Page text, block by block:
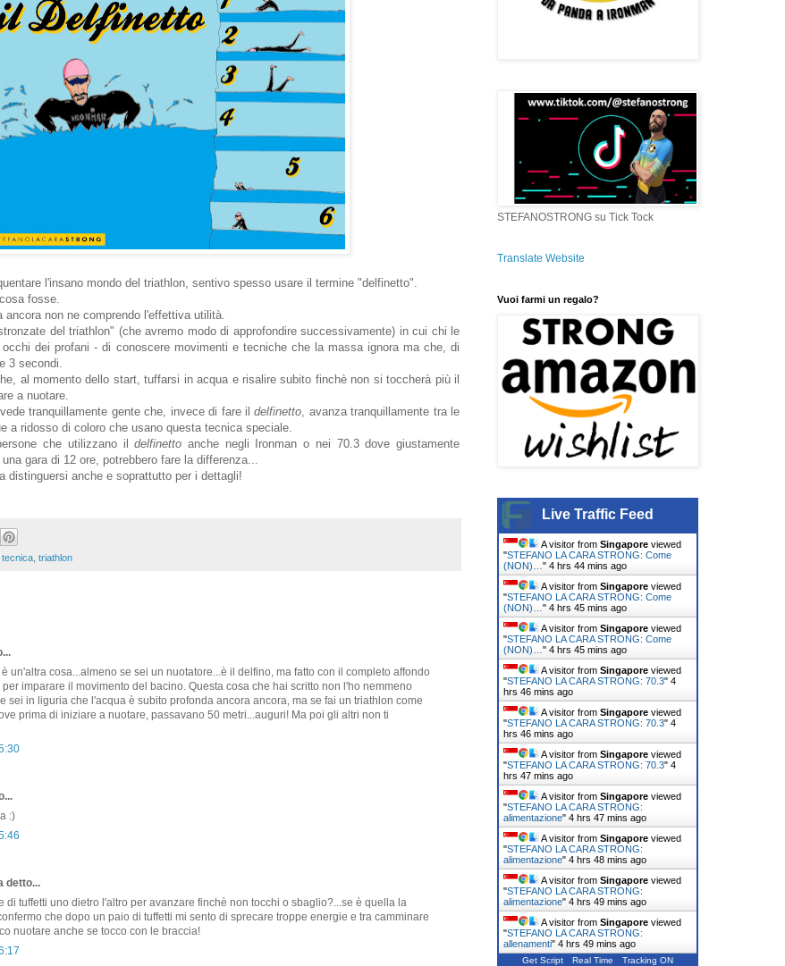
l'insano mondo del triathlon, sentivo spesso usare il termine "delfinetto".
fosse.
ancora non ne comprendo l'effettiva utilità.
del triathlon" (che avremo modo di approfondire successivamente) in cui chi le
dei profani - di conoscere movimenti e tecniche che la massa ignora ma che, di
3 secondi.
al momento dello start, tuffarsi in acqua e risalire subito finchè non si toccherà più il
a nuotare.
tranquillamente gente che, invece di fare ildelfinetto, avanza tranquillamente tra le
a ridosso di coloro che usano questa tecnica speciale.
che utilizzano ildelfinettoanche negli Ironman o nei 70.3 dove giustamente
gara di 12 ore, potrebbero fare la differenza...
distinguersi anche e soprattutto per i dettagli!
tecnica triathlon
un'altra cosa...almeno se sei un nuotatore...è il delfino, ma fatto con il completo affondo
imparare il movimento del bacino. Questa cosa che hai scritto non l'ho nemmeno
sei in liguria che l'acqua è subito profonda ancora ancora, ma se fai un triathlon come
prima di iniziare a nuotare, passavano 50 metri...auguri! Ma poi gli altri non ti
:)
detto...
di tuffetti uno dietro l'altro per avanzare finchè non tocchi o sbaglio?...se è quella la
che dopo un paio di tuffetti mi sento di sprecare troppe energie e tra camminare
nuotare anche se tocco con le braccia!
STEFANOSTRONG su Tick Tock
Translate Website
Vuoi farmi un regalo?
Live Traffic Feed
A visitor from Singapore viewed
"STEFANO LA CARA STRONG: Come
(NON)… " 4 hrs 44 mins ago
A visitor from Singapore viewed
"STEFANO LA CARA STRONG: Come
(NON)… " 4 hrs 45 mins ago
A visitor from Singapore viewed
"STEFANO LA CARA STRONG: Come
(NON)… " 4 hrs 45 mins ago
A visitor from Singapore viewed
"STEFANO LA CARA STRONG: 70.3" 4
hrs 46 mins ago
A visitor from Singapore viewed
"STEFANO LA CARA STRONG: 70.3" 4
hrs 46 mins ago
A visitor from Singapore viewed
"STEFANO LA CARA STRONG: 70.3" 4
hrs 47 mins ago
A visitor from Singapore viewed
"STEFANO LA CARA STRONG:
alimentazione" 4 hrs 47 mins ago
A visitor from Singapore viewed
"STEFANO LA CARA STRONG:
alimentazione" 4 hrs 48 mins ago
A visitor from Singapore viewed
"STEFANO LA CARA STRONG:
alimentazione" 4 hrs 49 mins ago
A visitor from Singapore viewed
"STEFANO LA CARA STRONG:
allenamenti" 4 hrs 49 mins ago
Get Script Real Time Tracking ON